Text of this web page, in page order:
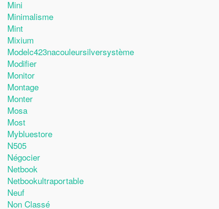
Mini
Minimalisme
Mint
Mixium
Modelc423nacouleursilversystème
Modifier
Monitor
Montage
Monter
Mosa
Most
Mybluestore
N505
Négocier
Netbook
Netbookultraportable
Neuf
Non Classé